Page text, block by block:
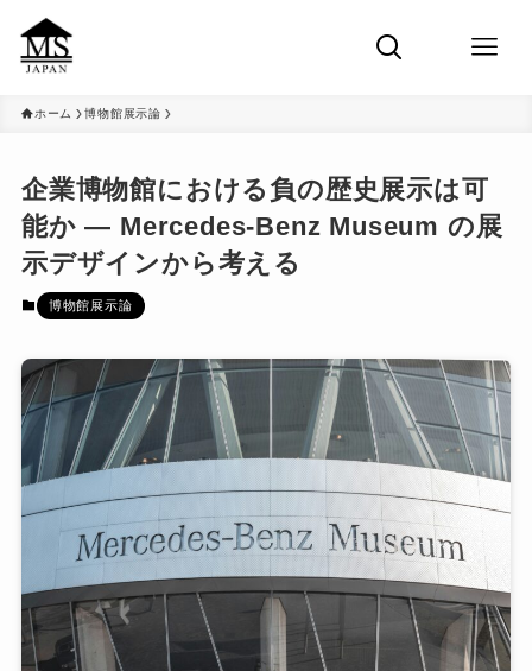
ホーム 博物館展示論
企業博物館における負の歴史展示は可
能か ― Mercedes-Benz Museum の展
示デザインから考える
博物館展示論